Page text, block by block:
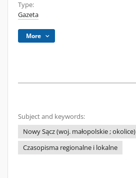
Type:
Gazeta
More
Subject and keywords:
Nowy Sącz (woj. małopolskie ; okolice)
Czasopisma regionalne i lokalne